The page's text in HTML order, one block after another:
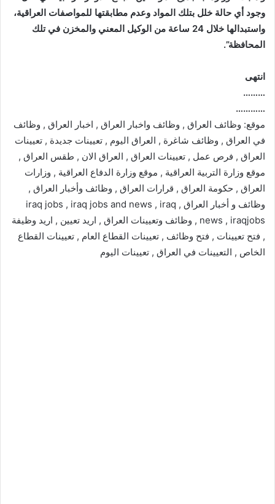
وجود أي حالة خلل بتلك المواد وعدم مطابقتها للمواصفات العراقية،
واستبدالها خلال 24 ساعة من الوكيل المعني والمخزن في تلك
المحافظة”.
انتهى
………
…………
موقع: وظائف العراق , وظائف واخبار العراق , اخبار العراق , وظائف
في العراق , وظائف شاغرة , العراق اليوم , تعيينات جديدة , تعيينات
العراق , فرص عمل , تعيينات العراق , العراق الان , طقس العراق ,
موقع وزارة التربية العراقية , موقع وزارة الدفاع العراقية , وزارات
العراق , حكومة العراق , قرارات العراق , وظائف وأخبار العراق ,
وظائف و أخبار العراق , iraq jobs , iraq jobs and news , iraq
news , iraqjobs , وظائف وتعيينات العراق , اريد تعيين , اريد وظيفة
, فتح تعيينات , فتح وظائف , تعيينات القطاع العام , تعيينات القطاع
الخاص , التعيينات في العراق , تعيينات اليوم